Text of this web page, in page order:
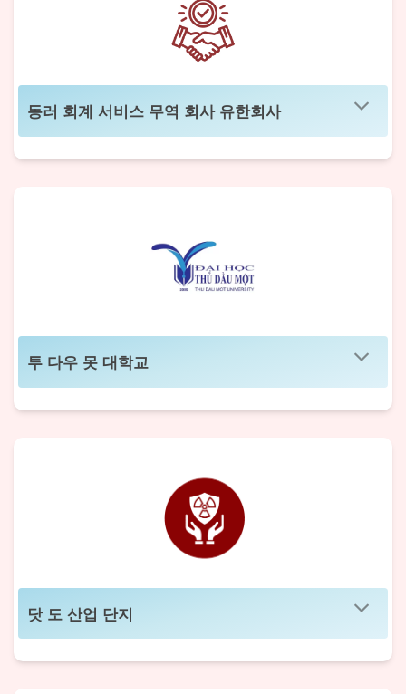
동러 회계 서비스 무역 회사 유한회사
투 다우 못 대학교
닷 도 산업 단지